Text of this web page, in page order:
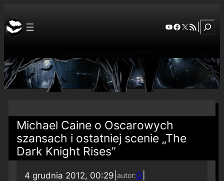
YouTube
Facebook
X RSS Feed
Michael Caine o Oscarowych
szansach i ostatniej scenie „The
Dark Knight Rises”
4 grudnia 2012, 00:29 autor:Q